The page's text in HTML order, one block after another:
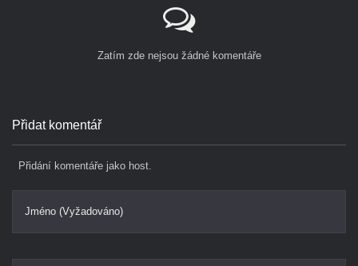
Zatím zde nejsou žádné komentáře
Přidat komentář
Přidání komentáře jako host.
Jméno (Vyžadováno)